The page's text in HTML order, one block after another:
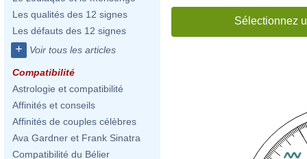
Les qualités des 12 signes
Les défauts des 12 signes
+ Voir tous les articles
Compatibilité
Astrologie et compatibilité
Affinités et conseils
Affinités de couples célèbres
Ava Gardner et Frank Sinatra
Compatibilité du Bélier
Sélectionnez